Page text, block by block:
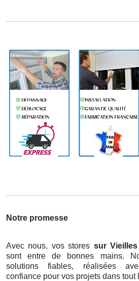
Notre promesse
Avec nous, vos stores sur
sont entre de bonnes mains.
solutions fiables, réalisées
confiance pour vos projets dans